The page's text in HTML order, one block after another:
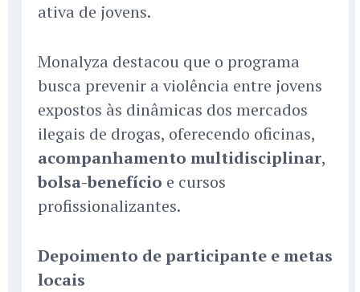
ativa de jovens.
Monalyza destacou que o programa
busca prevenir a violência entre jovens
expostos às dinâmicas dos mercados
ilegais de drogas, oferecendo oficinas,
acompanhamento multidisciplinar,
bolsa-benefício e cursos
profissionalizantes.
Depoimento de participante e metas
locais